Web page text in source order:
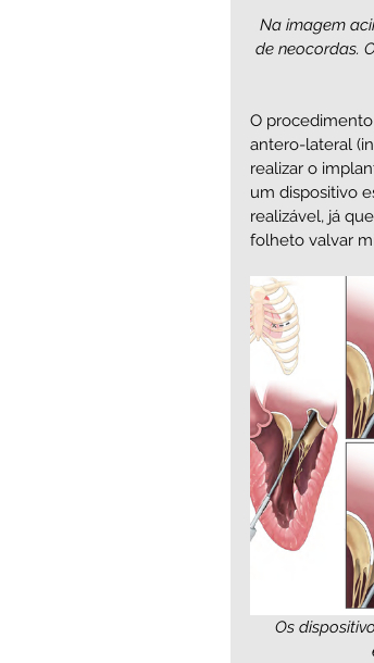
Na imagem
de neocordas.
O
antero-lateral
realizar o
um dispositivo
realizável, já
folheto valvar
Os